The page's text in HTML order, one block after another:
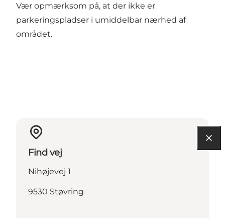
Vær opmærksom på, at der ikke er
parkeringspladser i umiddelbar nærhed af
området.
Find vej
Nihøjevej 1
9530 Støvring